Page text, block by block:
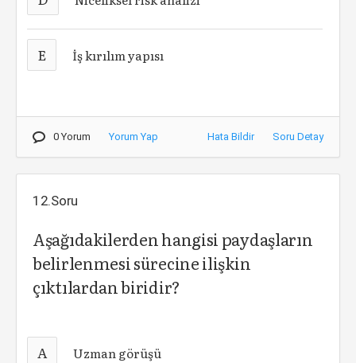
E İş kırılım yapısı
0 Yorum Yorum Yap Hata Bildir Soru Detay
12.Soru
Aşağıdakilerden hangisi paydaşların
belirlenmesi sürecine ilişkin
çıktılardan biridir?
A Uzman görüşü